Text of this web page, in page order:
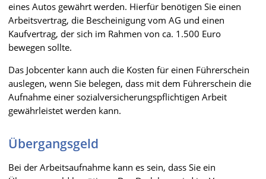
eines Autos gewährt werden. Hierfür benötigen Sie einen
Arbeitsvertrag, die Bescheinigung vom AG und einen
Kaufvertrag, der sich im Rahmen von ca. 1.500 Euro
bewegen sollte.
Das Jobcenter kann auch die Kosten für einen Führerschein
auslegen, wenn Sie belegen, dass mit dem Führerschein die
Aufnahme einer sozialversicherungspflichtigen Arbeit
gewährleistet werden kann.
Übergangsgeld
Bei der Arbeitsaufnahme kann es sein, dass Sie ein